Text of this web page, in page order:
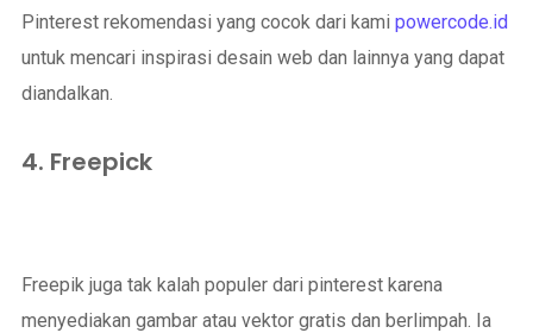
Pinterest rekomendasi yang cocok dari kami powercode.id
untuk mencari inspirasi desain web dan lainnya yang dapat
diandalkan.
4. Freepick
Freepik juga tak kalah populer dari pinterest karena
menyediakan gambar atau vektor gratis dan berlimpah. Ia